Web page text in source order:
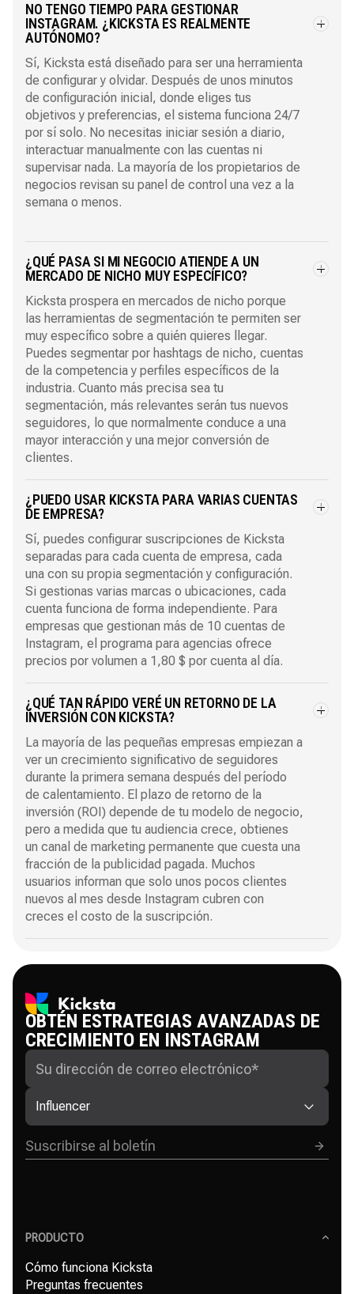
NO TENGO TIEMPO PARA GESTIONAR
INSTAGRAM. ¿KICKSTA ES REALMENTE
AUTÓNOMO?
Sí, Kicksta está diseñado para ser una herramienta
de configurar y olvidar. Después de unos minutos
de configuración inicial, donde eliges tus
objetivos y preferencias, el sistema funciona 24/7
por sí solo. No necesitas iniciar sesión a diario,
interactuar manualmente con las cuentas ni
supervisar nada. La mayoría de los propietarios de
negocios revisan su panel de control una vez a la
semana o menos.
¿QUÉ PASA SI MI NEGOCIO ATIENDE A UN
MERCADO DE NICHO MUY ESPECÍFICO?
Kicksta prospera en mercados de nicho porque
las herramientas de segmentación te permiten ser
muy específico sobre a quién quieres llegar.
Puedes segmentar por hashtags de nicho, cuentas
de la competencia y perfiles específicos de la
industria. Cuanto más precisa sea tu
segmentación, más relevantes serán tus nuevos
seguidores, lo que normalmente conduce a una
mayor interacción y una mejor conversión de
clientes.
¿PUEDO USAR KICKSTA PARA VARIAS CUENTAS
DE EMPRESA?
Sí, puedes configurar suscripciones de Kicksta
separadas para cada cuenta de empresa, cada
una con su propia segmentación y configuración.
Si gestionas varias marcas o ubicaciones, cada
cuenta funciona de forma independiente. Para
empresas que gestionan más de 10 cuentas de
Instagram, el programa para agencias ofrece
precios por volumen a 1,80 $ por cuenta al día.
¿QUÉ TAN RÁPIDO VERÉ UN RETORNO DE LA
INVERSIÓN CON KICKSTA?
La mayoría de las pequeñas empresas empiezan a
ver un crecimiento significativo de seguidores
durante la primera semana después del período
de calentamiento. El plazo de retorno de la
inversión (ROI) depende de tu modelo de negocio,
pero a medida que tu audiencia crece, obtienes
un canal de marketing permanente que cuesta una
fracción de la publicidad pagada. Muchos
usuarios informan que solo unos pocos clientes
nuevos al mes desde Instagram cubren con
creces el costo de la suscripción.
OBTÉN ESTRATEGIAS AVANZADAS DE
CRECIMIENTO EN INSTAGRAM
Influencer
PRODUCTO
Cómo funciona Kicksta
Preguntas frecuentes